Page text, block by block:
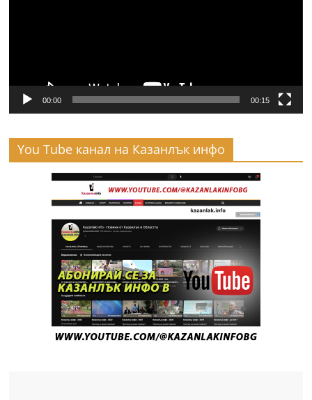
00:00 00:15
You Tube канал на Казанлък инфо